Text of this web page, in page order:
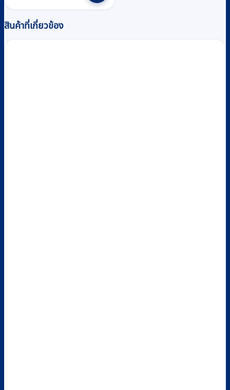
สินค้าที่เกี่ยวข้อง